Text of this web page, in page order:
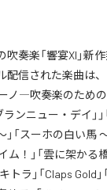
奏楽「響宴XI」新
信された楽曲は、
ノ―吹奏楽のための
ンニュー・デイ」」
「スーホの白い馬
！」「雲に架かる
ラ」「Claps Gold」